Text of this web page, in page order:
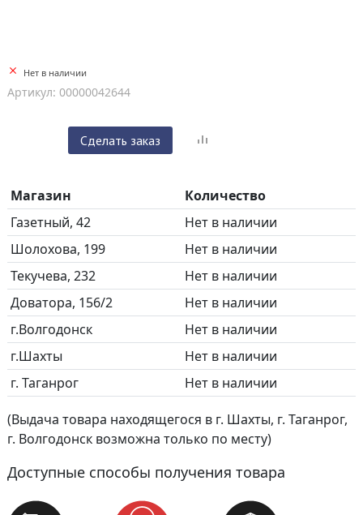
Нет в наличии
Артикул: 00000042644
Сделать заказ
Магазин
Количество
Газетный, 42
Нет в наличии
Шолохова, 199
Нет в наличии
Текучева, 232
Нет в наличии
Доватора, 156/2
Нет в наличии
г.Волгодонск
Нет в наличии
г.Шахты
Нет в наличии
г. Таганрог
Нет в наличии
(Выдача товара находящегося в г. Шахты, г. Таганрог,
г. Волгодонск возможна только по месту)
Доступные способы получения товара